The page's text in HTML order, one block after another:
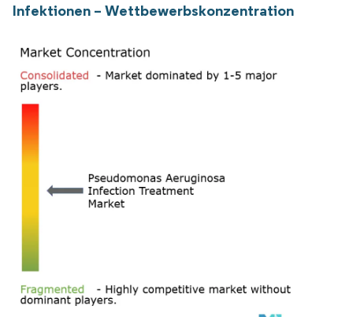
Infektionen – Wettbewerbskonzentration